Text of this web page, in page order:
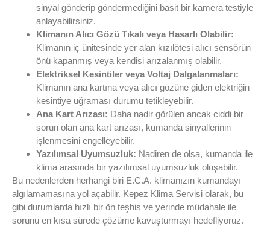
sinyal gönderip göndermediğini basit bir kamera testiyle
anlayabilirsiniz.
Klimanın Alıcı Gözü Tıkalı veya Hasarlı Olabilir:
Klimanın iç ünitesinde yer alan kızılötesi alıcı sensörün
önü kapanmış veya kendisi arızalanmış olabilir.
Elektriksel Kesintiler veya Voltaj Dalgalanmaları:
Klimanın ana kartına veya alıcı gözüne giden elektriğin
kesintiye uğraması durumu tetikleyebilir.
Ana Kart Arızası: Daha nadir görülen ancak ciddi bir
sorun olan ana kart arızası, kumanda sinyallerinin
işlenmesini engelleyebilir.
Yazılımsal Uyumsuzluk: Nadiren de olsa, kumanda ile
klima arasında bir yazılımsal uyumsuzluk oluşabilir.
Bu nedenlerden herhangi biri E.C.A. klimanızın kumandayı
algılamamasına yol açabilir. Kepez Klima Servisi olarak, bu
gibi durumlarda hızlı bir ön teşhis ve yerinde müdahale ile
sorunu en kısa sürede çözüme kavuşturmayı hedefliyoruz.